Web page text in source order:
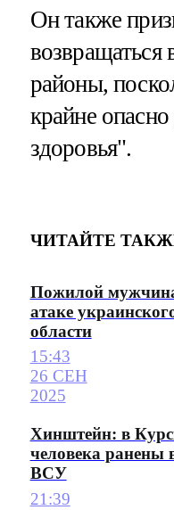
Он также
возвращаться
районы,
крайне
здоровья".
ЧИТАЙТЕ
Пожилой
атаке
области
15:43
26 СЕН
2025
Хинштейн: в
человека ранены
ВСУ
21:39